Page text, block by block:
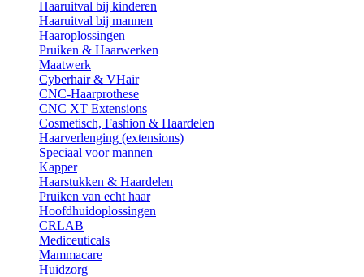
Haaruitval bij kinderen
Haaruitval bij mannen
Haaroplossingen
Pruiken & Haarwerken
Maatwerk
Cyberhair & VHair
CNC-Haarprothese
CNC XT Extensions
Cosmetisch, Fashion & Haardelen
Haarverlenging (extensions)
Speciaal voor mannen
Kapper
Haarstukken & Haardelen
Pruiken van echt haar
Hoofdhuidoplossingen
CRLAB
Mediceuticals
Mammacare
Huidzorg